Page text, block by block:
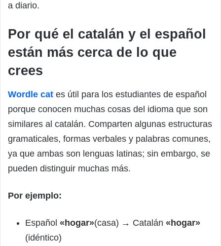
a diario.
Por qué el catalán y el español
están más cerca de lo que
crees
Wordle cat es útil para los estudiantes de español
porque conocen muchas cosas del idioma que son
similares al catalán. Comparten algunas estructuras
gramaticales, formas verbales y palabras comunes,
ya que ambas son lenguas latinas; sin embargo, se
pueden distinguir muchas más.
Por ejemplo:
Español «hogar»(casa) → Catalán «hogar»
(idéntico)